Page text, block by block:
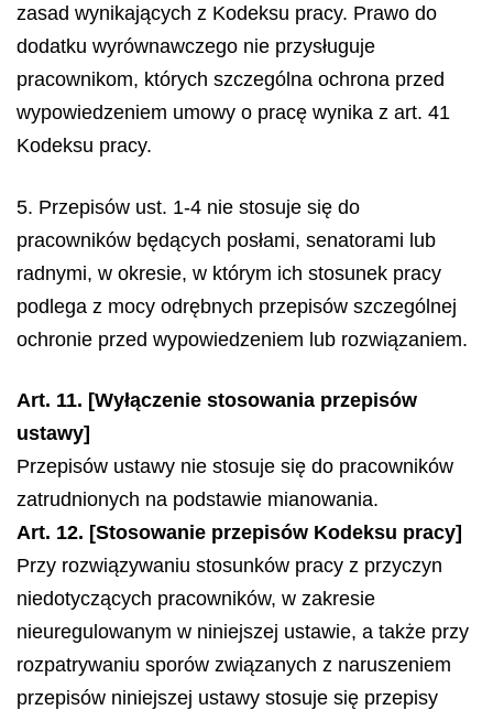
zasad wynikających z Kodeksu pracy. Prawo do
dodatku wyrównawczego nie przysługuje
pracownikom, których szczególna ochrona przed
wypowiedzeniem umowy o pracę wynika z art. 41
Kodeksu pracy.
5. Przepisów ust. 1-4 nie stosuje się do
pracowników będących posłami, senatorami lub
radnymi, w okresie, w którym ich stosunek pracy
podlega z mocy odrębnych przepisów szczególnej
ochronie przed wypowiedzeniem lub rozwiązaniem.
Art. 11. [Wyłączenie stosowania przepisów
ustawy]
Przepisów ustawy nie stosuje się do pracowników
zatrudnionych na podstawie mianowania.
Art. 12. [Stosowanie przepisów Kodeksu pracy]
Przy rozwiązywaniu stosunków pracy z przyczyn
niedotyczących pracowników, w zakresie
nieuregulowanym w niniejszej ustawie, a także przy
rozpatrywaniu sporów związanych z naruszeniem
przepisów niniejszej ustawy stosuje się przepisy